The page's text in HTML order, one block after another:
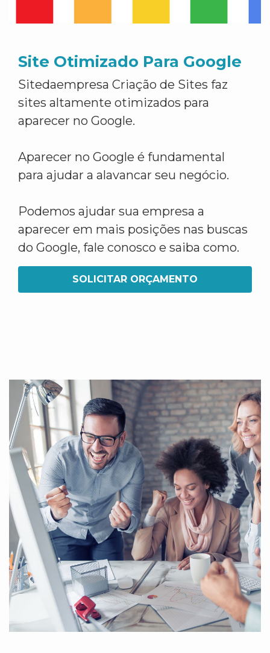
Site Otimizado Para Google
Sitedaempresa Criação de Sites faz
sites altamente otimizados para
aparecer no Google.
Aparecer no Google é fundamental
para ajudar a alavancar seu negócio.
Podemos ajudar sua empresa a
aparecer em mais posições nas buscas
do Google, fale conosco e saiba como.
SOLICITAR ORÇAMENTO